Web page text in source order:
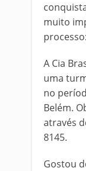
muito
A Cia
uma
no
Belém.
através
8145.
Gostou